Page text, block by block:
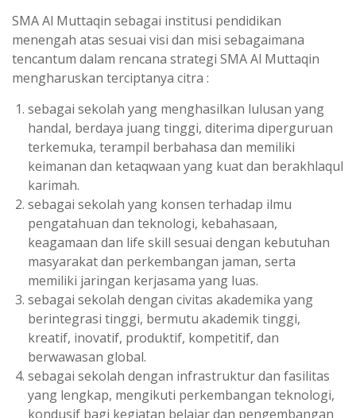
SMA Al Muttaqin sebagai institusi pendidikan
menengah atas sesuai visi dan misi sebagaimana
tencantum dalam rencana strategi SMA Al Muttaqin
mengharuskan terciptanya citra :
sebagai sekolah yang menghasilkan lulusan yang
handal, berdaya juang tinggi, diterima diperguruan
terkemuka, terampil berbahasa dan memiliki
keimanan dan ketaqwaan yang kuat dan berakhlaqul
karimah.
sebagai sekolah yang konsen terhadap ilmu
pengatahuan dan teknologi, kebahasaan,
keagamaan dan life skill sesuai dengan kebutuhan
masyarakat dan perkembangan jaman, serta
memiliki jaringan kerjasama yang luas.
sebagai sekolah dengan civitas akademika yang
berintegrasi tinggi, bermutu akademik tinggi,
kreatif, inovatif, produktif, kompetitif, dan
berwawasan global.
sebagai sekolah dengan infrastruktur dan fasilitas
yang lengkap, mengikuti perkembangan teknologi,
kondusif bagi kegiatan belajar dan pengembangan